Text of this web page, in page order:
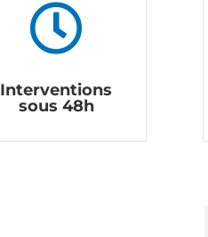

Interventions
sous 48h